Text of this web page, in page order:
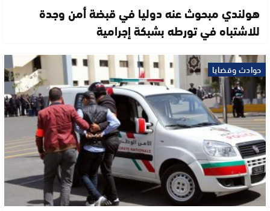
هولندي مبحوث عنه دوليا في قبضة أمن وجدة
للاشتباه في تورطه بشبكة إجرامية
حوادث وقضايا